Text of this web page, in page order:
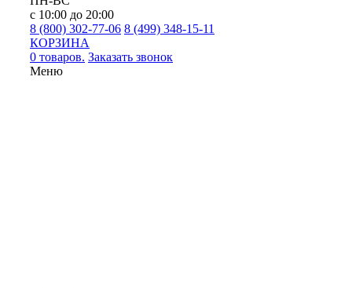
с 10:00 до 20:00
8 (800) 302-77-06 8 (499) 348-15-11
КОРЗИНА
0 товаров. Заказать звонок
Меню